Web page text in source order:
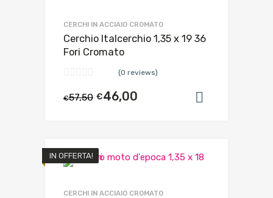
CERCHI IN ACCIAIO CROMATO
Cerchio Italcerchio 1,35 x 19 36
Fori Cromato
(0 reviews)
€57,50 €46,00
IN OFFERTA!
CERCHI IN ACCIAIO CROMATO